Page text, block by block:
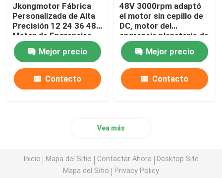
Jkongmotor Fábrica
Personalizada de Alta
Precisión 12 24 36 48V
Motor de Engranajes
DC sin Escobillas con
Caja de Cambios
Planetaria
Helicoidal/Tornillo sin
Fin
Mejor precio
Contacto
48V 3000rpm adaptó
el motor sin cepillo de
DC, motor del
engranaje planetario de
la alta precisión
Mejor precio
Contacto
Vea más
Inicio Mapa del Sitio Contactar Ahora
Desktop Site
Mapa del Sitio
Privacy Policy